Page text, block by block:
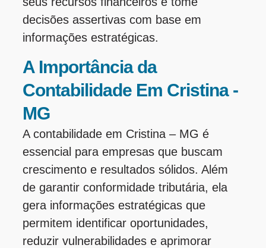
decisões assertivas com base em
informações estratégicas.
A Importância da
Contabilidade Em Cristina -
MG
A contabilidade em Cristina – MG é
essencial para empresas que buscam
crescimento e resultados sólidos. Além
de garantir conformidade tributária, ela
gera informações estratégicas que
permitem identificar oportunidades,
reduzir vulnerabilidades e aprimorar